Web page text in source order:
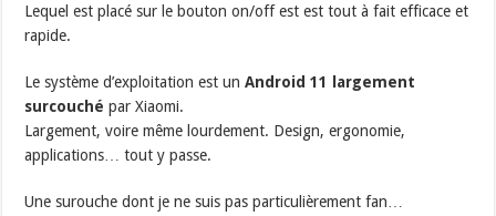
Lequel est placé sur le bouton on/off est est tout à fait efficace et
rapide.
Le système d’exploitation est unAndroid 11 largement
surcouché par Xiaomi.
Largement, voire même lourdement. Design, ergonomie,
applications… tout y passe.
Une surouche dont je ne suis pas particulièrement fan…